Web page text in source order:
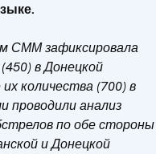
СММ зафиксировала
в Донецкой
количества (700) в
проводили анализ
по обе стороны
и Донецкой